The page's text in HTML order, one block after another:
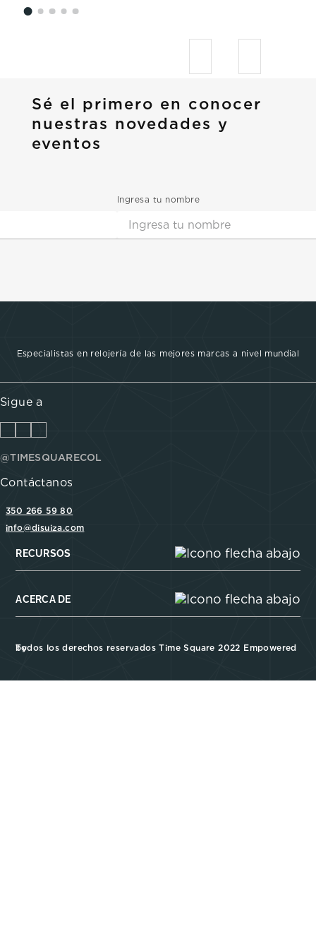
Sé el primero en conocer
nuestras novedades y
eventos
Ingresa tu nombre
Especialistas en relojería de las mejores marcas a nivel mundial
Sigue a
@TIMESQUARECOL
Contáctanos
350 266 59 80
info@disuiza.com
RECURSOS
ACERCA DE
Todos los derechos reservados Time Square 2022 Empowered by